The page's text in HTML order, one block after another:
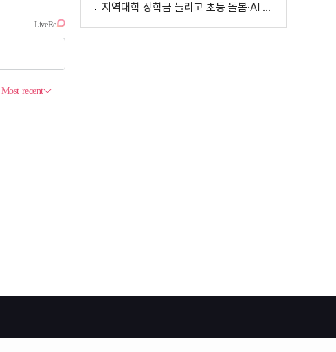
지역대학 장학금 늘리고 초등 돌봄·AI 교육 확대